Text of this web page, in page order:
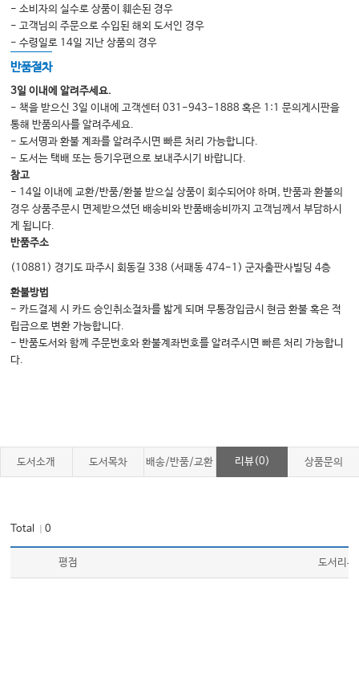
38 Basic Principles of Renal Replacement Therapy
39 Target Temperature Management in Critically Ill Patients
40 Extracorporeal Membrane Oxygenation (Venovenous and
Venoarterial ECMO)
41 Nutritional Support in Children
41 Role of Early Mobilization in the Prevention of ICU-Acquired
Weakness
42 Advanced Bedside Neuromonitoring
43 Coma
44 Use of Brain Injury Biomarkers in Critical Care Settings
45 Cardiopulmonary Cerebral Resuscitation
45 Delirium
46 Management of Acute Ischemic Stroke
48 Seizures in the Critically Ill
49 Neuromuscular Disorders in the Critically Ill
50 Traumatic Brain Injury
51 Spinal Cord Injury
52 Intensive Care Aft er Neurosurgery
52 Key Issues in Pediatric Neurointensive Care
56 Advanced Techniques in Mechanical Ventilation
59 Imaging of the Chest
61 Drowning
62 Aspiration Pneumonitis and Pneumonia
- 소비자의 실수로 상품이 훼손된 경우
- 고객님의 주문으로 수입된 해외 도서인 경우
- 수령일로 14일 지난 상품의 경우
반품절차
3일 이내에 알려주세요.
- 책을 받으신 3일 이내에 고객센터 031-943-1888 혹은 1:1 문의게시판을
통해 반품의사를 알려주세요.
- 도서명과 환불 계좌를 알려주시면 빠른 처리 가능합니다.
- 도서는 택배 또는 등기우편으로 보내주시기 바랍니다.
참고
- 14일 이내에 교환/반품/환불 받으실 상품이 회수되어야 하며, 반품과 환불의
경우 상품주문시 면제받으셨던 배송비와 반품배송비까지 고객님께서 부담하시
게 됩니다.
반품주소
(10881) 경기도 파주시 회동길 338 (서패동 474-1) 군자출판사빌딩 4층
환불방법
- 카드결제 시 카드 승인취소절차를 밟게 되며 무통장입금시 현금 환불 혹은 적
립금으로 변환 가능합니다.
- 반품도서와 함께 주문번호와 환불계좌번호를 알려주시면 빠른 처리 가능합니
다.
도서소개 도서목차 배송/반품/교환 리뷰(0) 상품문의
Total ｜0
평점 도서리뷰